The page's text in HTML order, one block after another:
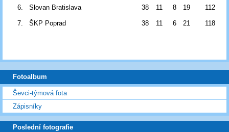
6. Slovan Bratislava 38 11 8 19 112
7. ŠKP Poprad 38 11 6 21 118
Fotoalbum
Ševci-týmová fota
Zápisníky
Poslední fotografie